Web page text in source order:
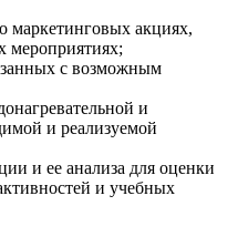
маркетинговых акциях,
мероприятиях;
с возможным
и
и реализуемой
и ее анализа для оценки
и учебных